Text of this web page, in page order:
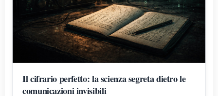
Il cifrario perfetto: la scienza segreta dietro le
comunicazioni invisibili